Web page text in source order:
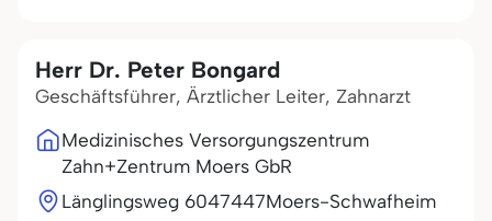
Herr Dr. Peter Bongard
Geschäftsführer, Ärztlicher Leiter, Zahnarzt
Medizinisches Versorgungszentrum
Zahn+Zentrum Moers GbR
Länglingsweg 6047447Moers-Schwafheim